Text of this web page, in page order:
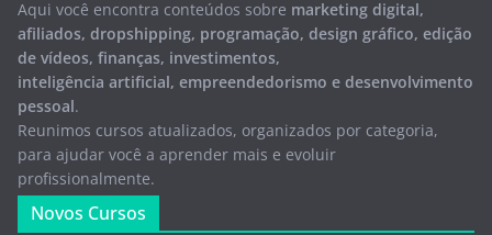
Aqui você encontra conteúdos sobre marketing digital,
afiliados, dropshipping, programação, design gráfico, edição
de vídeos, finanças, investimentos,
inteligência artificial, empreendedorismo e desenvolvimento
pessoal.
Reunimos cursos atualizados, organizados por categoria,
para ajudar você a aprender mais e evoluir
profissionalmente.
Novos Cursos